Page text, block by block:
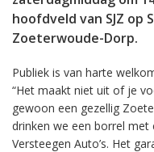
hoofdveld van SJZ op
Zoeterwoude-Dorp.
Publiek is van harte
“Het maakt niet uit of je
gewoon een gezellig
drinken we een borrel met
Versteegen Auto’s. Het